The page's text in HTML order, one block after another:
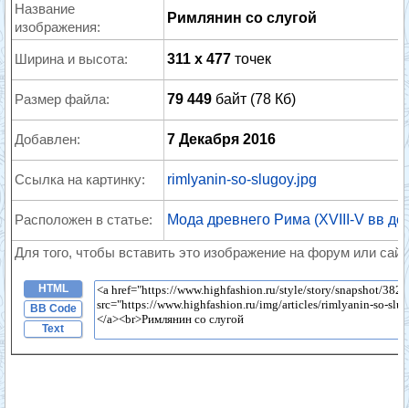
Название
изображения:
Римлянин со слугой
Ширина и высота: 311 x 477 точек
Размер файла: 79 449 байт (78 Кб)
Добавлен: 7 Декабря 2016
Ссылка на картинку: rimlyanin-so-slugoy.jpg
Расположен в статье: Мода древнего Рима (XVIII-V вв до
Для того, чтобы вставить это изображение на форум или
HTML
BB Code
Text